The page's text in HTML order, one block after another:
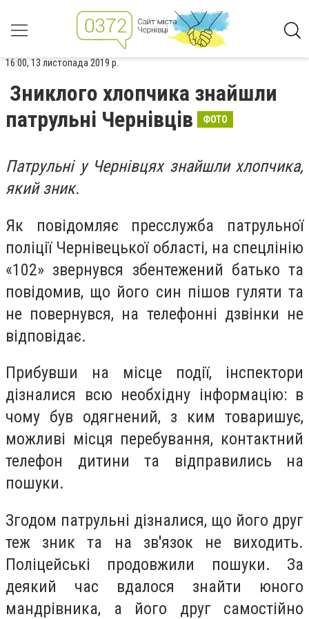
16:00, 13 листопада 2019 р.
Зниклого хлопчика знайшли
патрульні Чернівців
ФОТО
Патрульні у Чернівцях знайшли хлопчика,
який зник.
Як повідомляє пресслужба патрульної
поліції Чернівецької області, на спецлінію
«102» звернувся збентежений батько та
повідомив, що його син пішов гуляти та
не повернувся, на телефонні дзвінки не
відповідає.
Прибувши на місце події, інспектори
дізналися всю необхідну інформацію: в
чому був одягнений, з ким товаришує,
можливі місця перебування, контактний
телефон дитини та відправились на
пошуки.
Згодом патрульні дізналися, що його друг
теж зник та на зв'язок не виходить.
Поліцейські продовжили пошуки. За
деякий час вдалося знайти юного
мандрівника, а його друг самостійно